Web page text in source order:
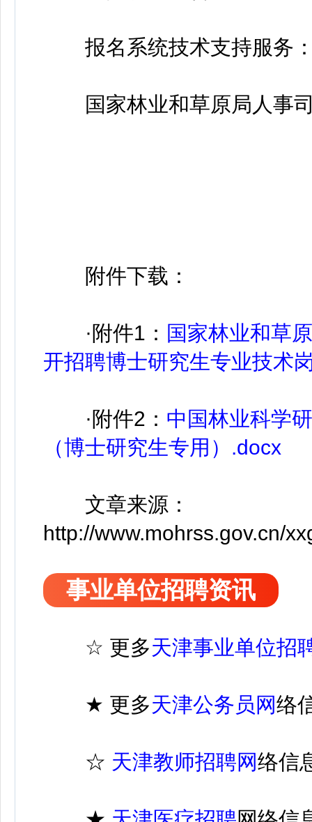
报名系统技术支持服务
国家林业和草原局人事司
附件下载：
·附件1： 国家林业和草
开招聘博士研究生专业技术
·附件2： 中国林业科学
（博士研究生专用）.docx
文章来源：
http://www.mohrss.gov.cn/
事业单位招聘资讯
☆ 更多天津事业单位招
★ 更多天津公务员网络
☆ 天津教师招聘网络信